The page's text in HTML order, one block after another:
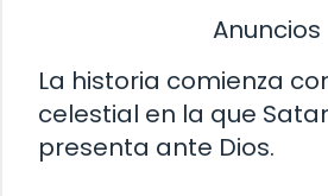
Anuncios
La historia comienza
celestial en la que
presenta ante Dios.